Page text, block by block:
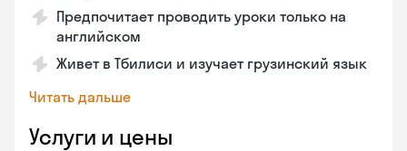
Предпочитает проводить уроки только на
английском
Живет в Тбилиси и изучает грузинский язык
Читать дальше
Услуги и цены